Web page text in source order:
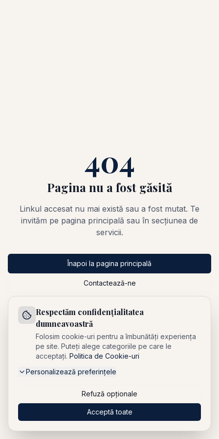
404
Pagina nu a fost găsită
Linkul accesat nu mai există sau a fost mutat. Te
invităm pe pagina principală sau în secțiunea de
servicii.
Înapoi la pagina principală
Contactează-ne
Respectăm confidențialitatea
dumneavoastră
Folosim cookie-uri pentru a îmbunătăți experiența
pe site. Puteți alege categoriile pe care le
acceptați. Politica de Cookie-uri
Personalizează preferințele
Refuză opționale
Acceptă toate